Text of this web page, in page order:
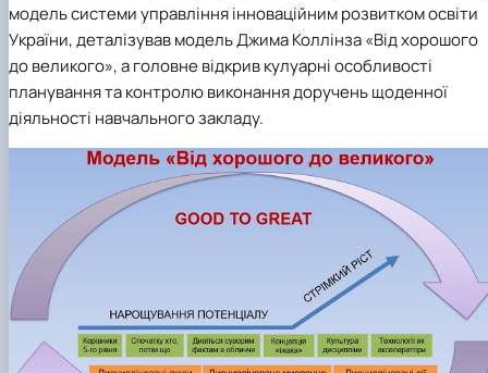
модель системи управління інноваційним розвитком освіти
України, деталізував модель Джима Коллінза «Від хорошого
до великого», а головне відкрив кулуарні особливості
планування та контролю виконання доручень щоденної
діяльності навчального закладу.